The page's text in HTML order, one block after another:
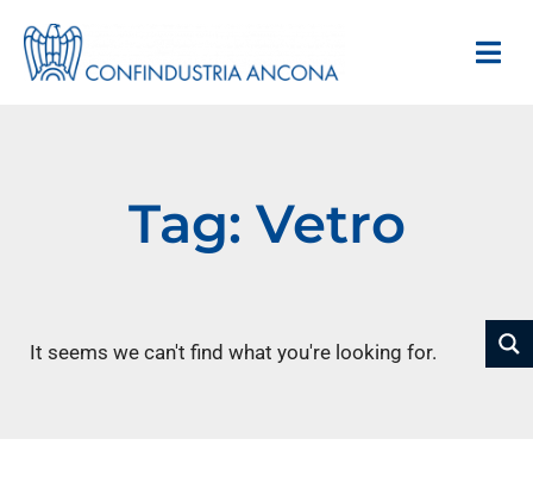
Tag: Vetro
It seems we can't find what you're looking for.